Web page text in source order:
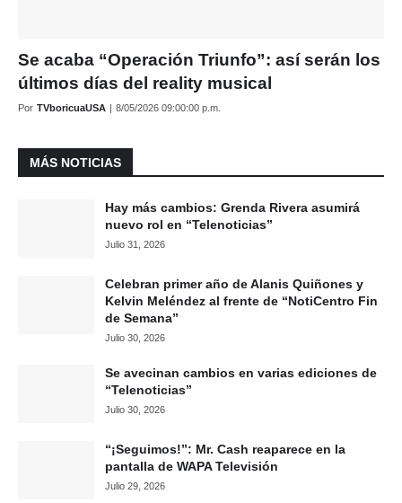
Se acaba “Operación Triunfo”: así serán los
últimos días del reality musical
Por TVboricuaUSA 8/05/2026 09:00:00 p.m.
MÁS NOTICIAS
Hay más cambios: Grenda Rivera asumirá
nuevo rol en “Telenoticias”
Julio 31, 2026
Celebran primer año de Alanis Quiñones y
Kelvin Meléndez al frente de “NotiCentro Fin
de Semana”
Julio 30, 2026
Se avecinan cambios en varias ediciones de
“Telenoticias”
Julio 30, 2026
“¡Seguimos!”: Mr. Cash reaparece en la
pantalla de WAPA Televisión
Julio 29, 2026